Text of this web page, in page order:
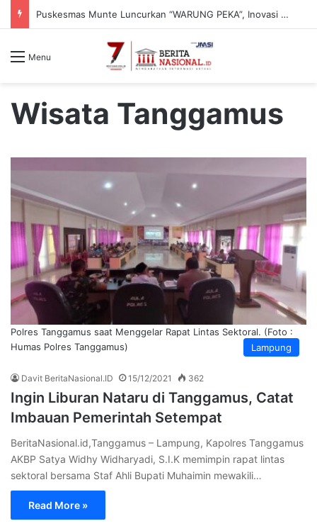
Puskesmas Munte Luncurkan “WARUNG PEKA”, Inovasi Peduli Kesehatan Jiwa hingga Pelosok Desa
Menu
Wisata Tanggamus
Lampung
Polres Tanggamus saat Menggelar Rapat Lintas Sektoral. (Foto :
Humas Polres Tanggamus)
Davit BeritaNasional.ID 15/12/2021 362
Ingin Liburan Nataru di Tanggamus, Catat
Imbauan Pemerintah Setempat
BeritaNasional.id,Tanggamus – Lampung, Kapolres Tanggamus
AKBP Satya Widhy Widharyadi, S.I.K memimpin rapat lintas
sektoral bersama Staf Ahli Bupati Muhaimin mewakili…
Read More »